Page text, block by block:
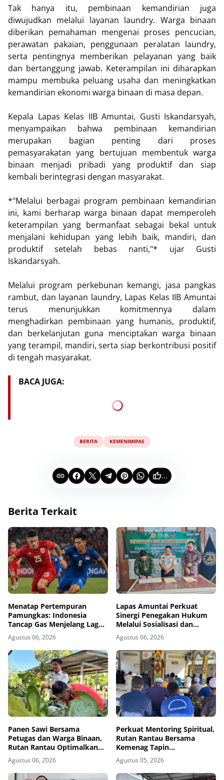
Tak hanya itu, pembinaan kemandirian juga
diwujudkan melalui layanan laundry. Warga binaan
diberikan pemahaman mengenai proses pencucian,
perawatan pakaian, penggunaan peralatan laundry,
serta pentingnya memberikan pelayanan yang baik
dan bertanggung jawab. Keterampilan ini diharapkan
mampu membuka peluang usaha dan meningkatkan
kemandirian ekonomi warga binaan di masa depan.
Kepala Lapas Kelas IIB Amuntai, Gusti Iskandarsyah,
menyampaikan bahwa pembinaan kemandirian
merupakan bagian penting dari proses
pemasyarakatan yang bertujuan membentuk warga
binaan menjadi pribadi yang produktif dan siap
kembali berintegrasi dengan masyarakat.
*"Melalui berbagai program pembinaan kemandirian
ini, kami berharap warga binaan dapat memperoleh
keterampilan yang bermanfaat sebagai bekal untuk
menjalani kehidupan yang lebih baik, mandiri, dan
produktif setelah bebas nanti,"* ujar Gusti
Iskandarsyah.
Melalui program perkebunan kemangi, jasa pangkas
rambut, dan layanan laundry, Lapas Kelas IIB Amuntai
terus menunjukkan komitmennya dalam
menghadirkan pembinaan yang humanis, produktif,
dan berkelanjutan guna menciptakan warga binaan
yang terampil, mandiri, serta siap berkontribusi positif
di tengah masyarakat.
BACA JUGA:
BERITA KEMENIMIPAS
...
Berita Terkait
Menatap Pertempuran
Pamungkas: Indonesia
Tancap Gas Menjelang Laga
Krusial Kontra Singapura
Agustus 06, 2026
Lapas Amuntai Perkuat
Sinergi Penegakan Hukum
Melalui Sosialisasi dan
Penandatanganan MoU
Sidang Pembacaan Putusan
Banding
Agustus 06, 2026
Panen Sawi Bersama
Petugas dan Warga Binaan,
Rutan Rantau Optimalkan
Lahan SAE untuk Pembinaan
Kemandirian
Agustus 06, 2026
Perkuat Mentoring Spiritual,
Rutan Rantau Bersama
Kemenag Tapin
Selenggarakan Kegiatan
Tausyiah
Agustus 05, 2026